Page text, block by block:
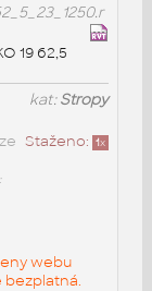
19 62,5
kat:Stropy
Staženo: 1x
webu
bezplatná.